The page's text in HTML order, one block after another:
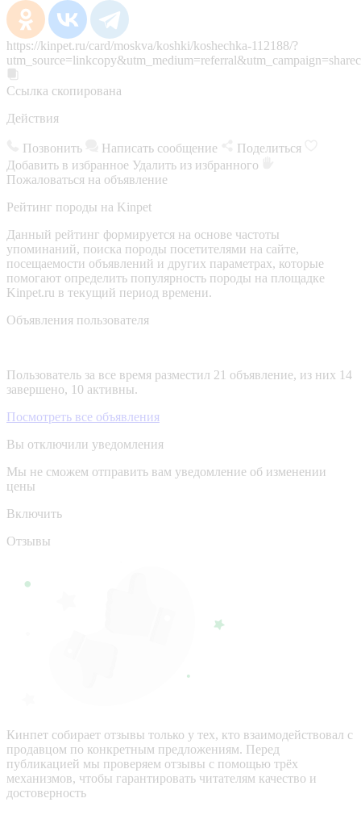
https://kinpet.ru/card/moskva/koshki/koshechka-112188/?
Ссылка скопирована
Действия
Позвонить Написать сообщение
Поделиться
Добавить в избранное Удалить из избранного
Пожаловаться на объявление
Рейтинг породы на Kinpet
Данный рейтинг формируется на основе частоты
упоминаний, поиска породы посетителями на сайте,
посещаемости объявлений и других параметрах, которые
помогают определить популярность породы на площадке
Kinpet.ru в текущий период времени.
Объявления пользователя
Пользователь за все время разместил 21 объявление, из них 14
завершено, 10 активны.
Посмотреть все объявления
Вы отключили уведомления
Мы не сможем отправить вам уведомление об изменении
цены
Включить
Отзывы
Кинпет собирает отзывы только у тех, кто взаимодействовал с
продавцом по конкретным предложениям. Перед
публикацией мы проверяем отзывы с помощью трёх
механизмов, чтобы гарантировать читателям качество и
достоверность